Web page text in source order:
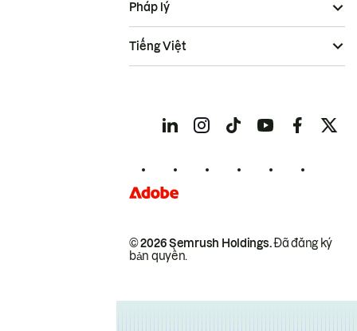
© 2026 Semrush Holdings.Đã đăng ký
bản quyền.
Pháp lý
Tiếng Việt